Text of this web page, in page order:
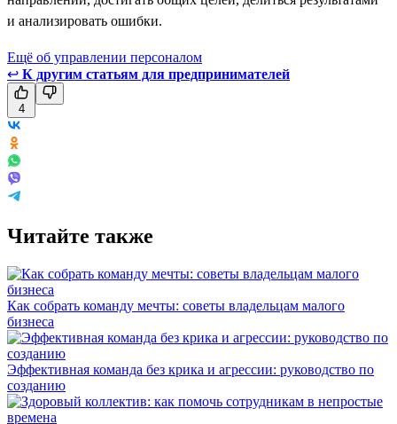
и анализировать ошибки.
Ещё об управлении персоналом
↩ К другим статьям для предпринимателей
4
Читайте также
Как собрать команду мечты: советы владельцам малого
бизнеса
Эффективная команда без крика и агрессии: руководство по
созданию